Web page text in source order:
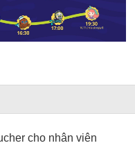
cho nhân viên